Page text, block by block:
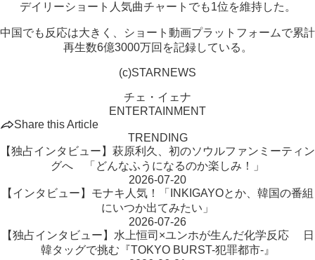
デイリーショート人気曲チャートでも1位を維持した。
中国でも反応は大きく、ショート動画プラットフォームで累計
再生数6億3000万回を記録している。
(c)STARNEWS
チェ・イェナ
ENTERTAINMENT
Share this Article
TRENDING
【独占インタビュー】萩原利久、初のソウルファンミーティン
グへ 「どんなふうになるのか楽しみ！」
2026-07-20
【インタビュー】モナキ人気！「INKIGAYOとか、韓国の番組
にいつか出てみたい」
2026-07-26
【独占インタビュー】水上恒司×ユンホが生んだ化学反応 日
韓タッグで挑む『TOKYO BURST-犯罪都市-』